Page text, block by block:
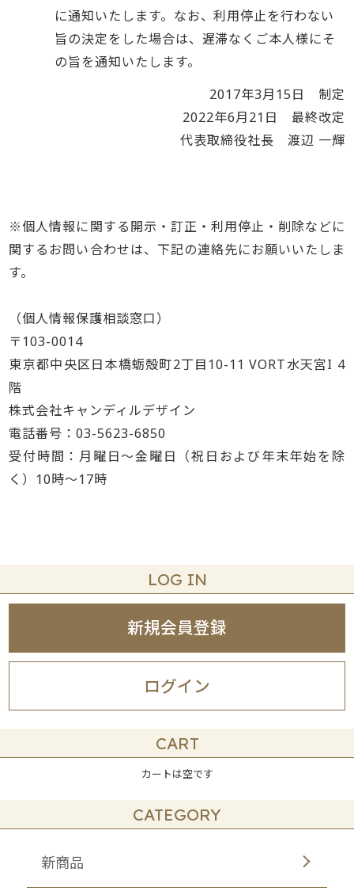
に通知いたします。なお、利用停止を行わない
旨の決定をした場合は、遅滞なくご本人様にそ
の旨を通知いたします。
2017年3月15日 制定
2022年6月21日 最終改定
代表取締役社長 渡辺 一輝
※個人情報に関する開示・訂正・利用停止・削除などに
関するお問い合わせは、下記の連絡先にお願いいたしま
す。
（個人情報保護相談窓口）
〒103-0014
東京都中央区日本橋蛎殻町2丁目10-11 VORT水天宮I 4
階
株式会社キャンディルデザイン
電話番号：03-5623-6850
受付時間：月曜日～金曜日（祝日および年末年始を除
く）10時～17時
LOG IN
ログイン
新規会員登録
CART
カートは空です
CATEGORY
新商品